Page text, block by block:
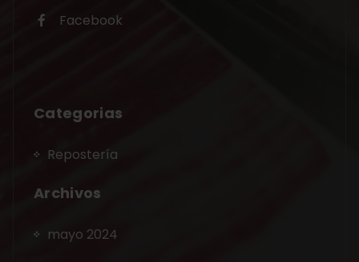
Facebook
Categorias
Repostería
Archivos
mayo 2024